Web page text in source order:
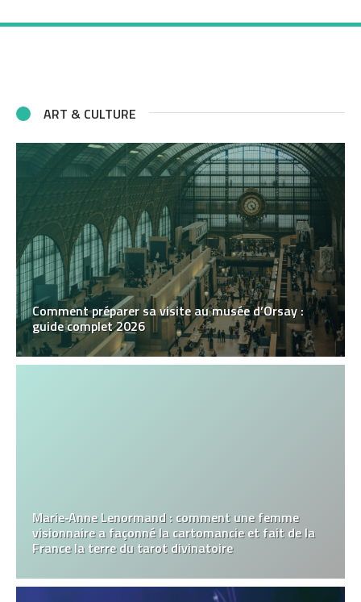
ART & CULTURE
Comment préparer sa visite au musée d’Orsay :
guide complet 2026
Marie‑Anne Lenormand : comment une femme
visionnaire a façonné la cartomancie et fait de la
France la terre du tarot divinatoire